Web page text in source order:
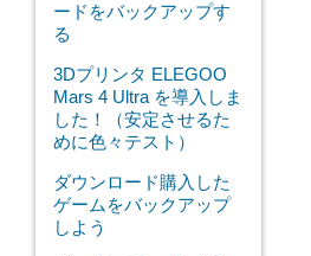
ードをバックアップす
る
3Dプリンタ ELEGOO
Mars 4 Ultra を導入しま
した！（安定させるた
めに色々テスト）
ダウンロード購入した
ゲームをバックアップ
しよう